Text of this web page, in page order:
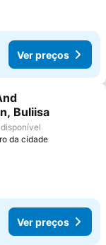
Ver preços
favoritos
Buliisa
da cidade
Ver preços